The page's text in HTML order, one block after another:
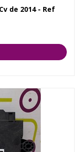
de 2014 - Ref